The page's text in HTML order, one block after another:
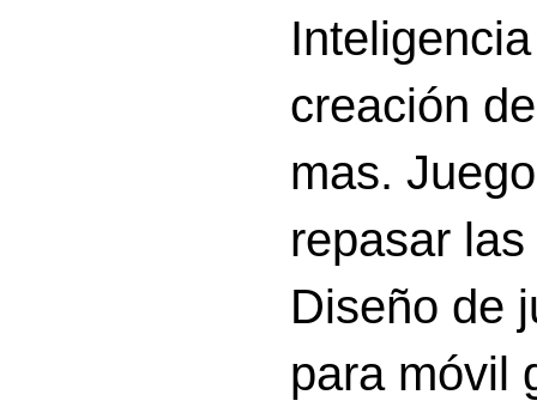
creación
mas.
repasar
Diseño de
para móvil